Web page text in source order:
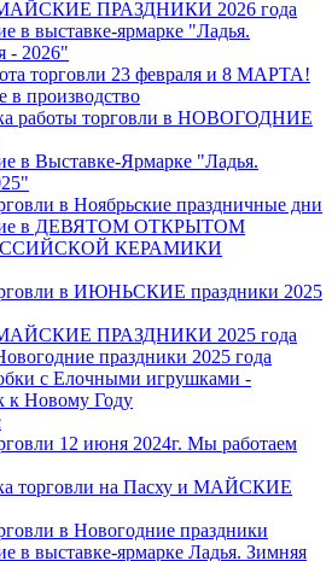
МАЙСКИЕ ПРАЗДНИКИ 2026 года
в выставке-ярмарке "Ладья.
- 2026"
торговли 23 февраля и 8 МАРТА!
в производство
работы торговли в НОВОГОДНИЕ
в Выставке-Ярмарке "Ладья.
в Ноябрьские праздничные дни
в ДЕВЯТОМ ОТКРЫТОМ
КЕРАМИКИ
в ИЮНЬСКИЕ праздники 2025
МАЙСКИЕ ПРАЗДНИКИ 2025 года
праздники 2025 года
с Елочными игрушками -
к Новому Году
12 июня 2024г. Мы работаем
торговли на Пасху и МАЙСКИЕ
в Новогодние праздники
в выставке-ярмарке Ладья. Зимняя